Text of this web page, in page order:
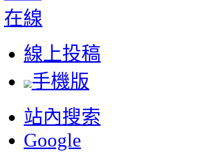
線上投稿
手機版
站內搜索
Google